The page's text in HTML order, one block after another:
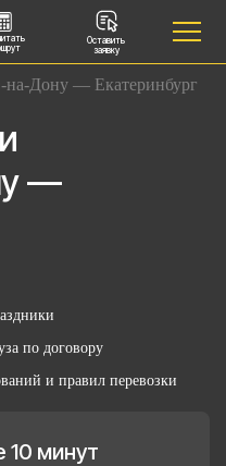
Оставить
заявку
на-Дону — Екатеринбург
—
по договору
и правил перевозки
10 минут